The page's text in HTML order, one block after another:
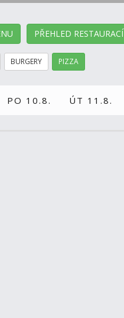
PŘEHLED RESTAURACÍ
BURGERY PIZZA
PO 10.8. ÚT 11.8.